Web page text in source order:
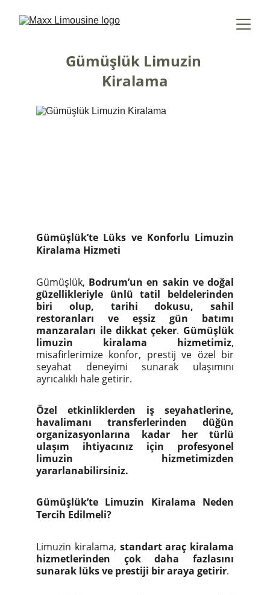
Gümüşlük Limuzin
Kiralama
Gümüşlük’te Lüks ve Konforlu Limuzin
Kiralama Hizmeti
Gümüşlük, Bodrum’un en sakin ve doğal
güzellikleriyle ünlü tatil beldelerinden
biri olup, tarihi dokusu, sahil
restoranları ve eşsiz gün batımı
manzaraları ile dikkat çeker. Gümüşlük
limuzin kiralama hizmetimiz,
misafirlerimize konfor, prestij ve özel bir
seyahat deneyimi sunarak ulaşımını
ayrıcalıklı hale getirir.
Özel etkinliklerden iş seyahatlerine,
havalimanı transferlerinden düğün
organizasyonlarına kadar her türlü
ulaşım ihtiyacınız için profesyonel
limuzin hizmetimizden
yararlanabilirsiniz.
Gümüşlük’te Limuzin Kiralama Neden
Tercih Edilmeli?
Limuzin kiralama, standart araç kiralama
hizmetlerinden çok daha fazlasını
sunarak lüks ve prestiji bir araya getirir.